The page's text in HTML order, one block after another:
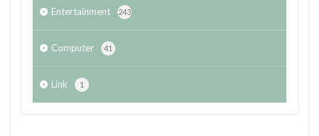
Entertainment 243
Computer 41
Link 1